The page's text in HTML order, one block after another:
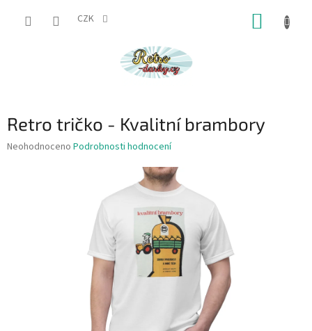
CZK
Retro tričko - Kvalitní brambory
Průměrné
Neohodnoceno Podrobnosti hodnocení